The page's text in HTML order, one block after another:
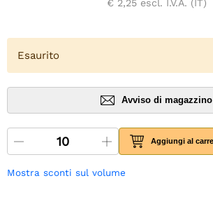
€ 2,25escl. I.V.A. (IT)
Esaurito
Avviso di magazzino
Aggiungi al
Mostra sconti sul volume